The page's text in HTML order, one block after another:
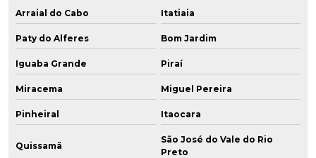
Arraial do Cabo Itatiaia
Paty do Alferes Bom Jardim
Iguaba Grande Piraí
Miracema Miguel Pereira
Pinheiral Itaocara
Quissamã
São José do Vale do Rio
Preto